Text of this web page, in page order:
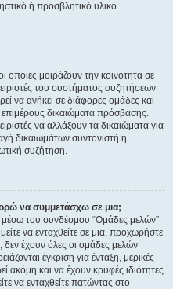
ή προσβλητικό υλικό.
οποίες μοιράζουν την κοινότητα σε
του συστήματος συζητήσεων
να ανήκει σε διάφορες ομάδες και
δικαιώματα πρόσβασης.
να αλλάξουν τα δικαιώματα για
δικαιωμάτων συντονιστή ή
συζήτηση.
να συμμετάσχω σε μια;
μέσω του συνδέσμου “Ομάδες μελών”
να ενταχθείτε σε μια, προχωρήστε
έχουν όλες οι ομάδες μελών
έγκριση για ένταξη, μερικές
ακόμη και να έχουν κρυφές ιδιότητες
να ενταχθείτε πατώντας στο